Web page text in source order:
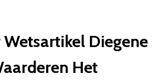
Wetsartikel Diegene
Het